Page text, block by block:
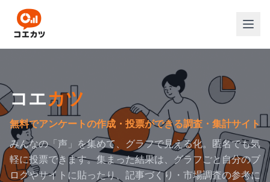
本文へスキップ
コエカツ
無料でアンケートの作成・投票ができる調査・集計サイト
みんなの「声」を集めて、グラフで見える化。匿名でも気
軽に投票できます。集まった結果は、グラフごと自分のブ
ログやサイトに貼ったり、記事づくり・市場調査の参考に